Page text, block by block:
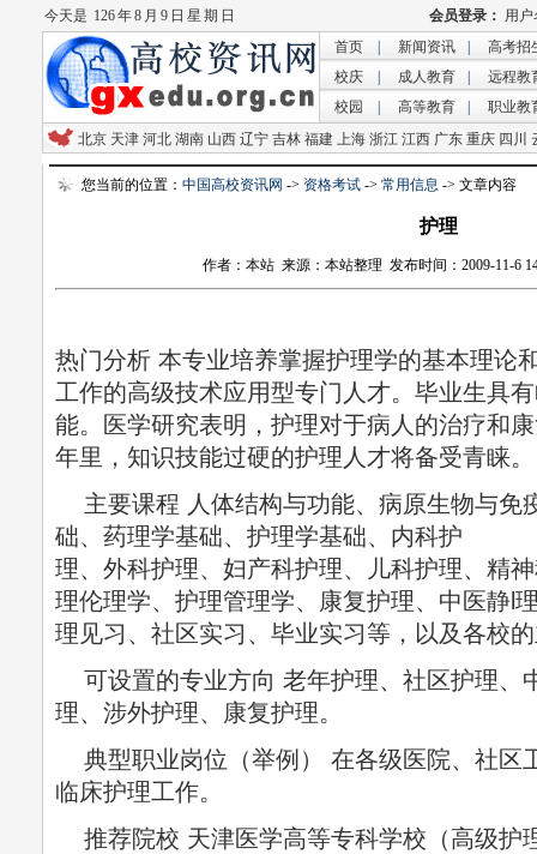
今天是 126 年 8 月 9 日 星 期 日
首页
新闻资讯
高考招
校庆
成人教育
远程教
校园
高等教育
职业教
北京 天津 河北 湖南 山西 辽宁 吉林 福建 上海 浙江 江西 广东 重庆 四川
您当前的位置： 中国高校资讯网 -> 资格考试 -> 常用信息 -> 文章内容
护理
作者：本站 来源：本站整理 发布时间：2009-11-6
热门分析 本专业培养掌握护理学的基本理论
工作的高级技术应用型专门人才。毕业生具
能。医学研究表明，护理对于病人的治疗和
年里，知识技能过硬的护理人才将备受青睐。
主要课程 人体结构与功能、病原生物与免
础、药理学基础、护理学基础、内科护
理、外科护理、妇产科护理、儿科护理、精
理伦理学、护理管理学、康复护理、中医静l
理见习、社区实习、毕业实习等，以及各校
可设置的专业方向 老年护理、社区护理、
理、涉外护理、康复护理。
典型职业岗位（举例） 在各级医院、社区
临床护理工作。
推荐院校 天津医学高等专科学校（高级护